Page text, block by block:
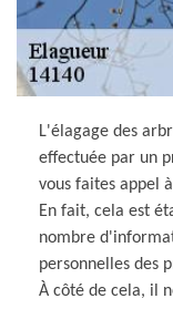
L'élagage des
effectuée par un
vous faites appel
En fait, cela est
nombre
personnelles des
À côté de cela, il